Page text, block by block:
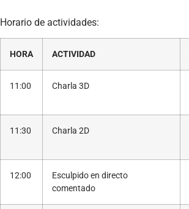
Horario de actividades:
HORA ACTIVIDAD
11:00 Charla 3D
11:30 Charla 2D
12:00
Esculpido en directo
comentado